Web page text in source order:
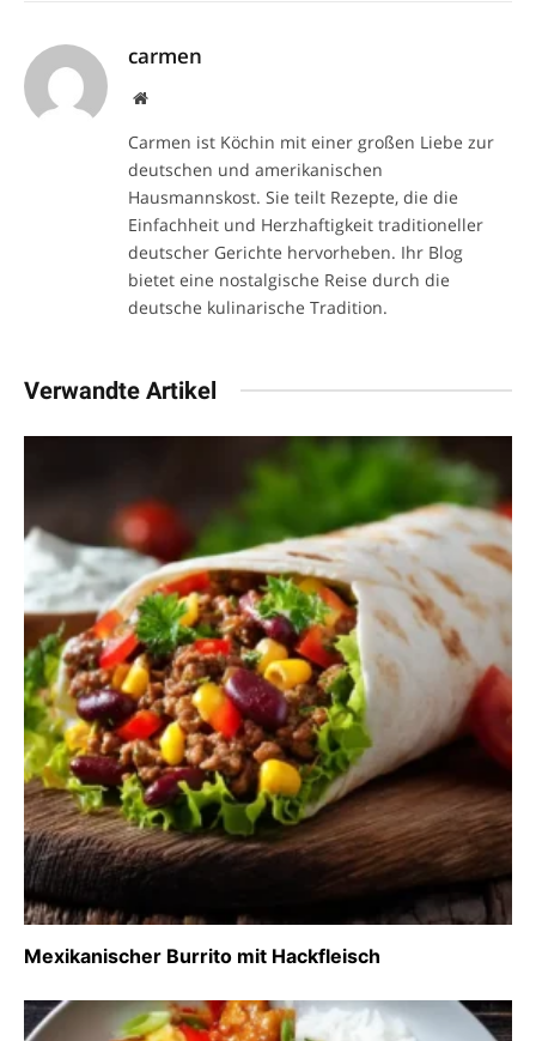
carmen
Website
Carmen ist Köchin mit einer großen Liebe zur
deutschen und amerikanischen
Hausmannskost. Sie teilt Rezepte, die die
Einfachheit und Herzhaftigkeit traditioneller
deutscher Gerichte hervorheben. Ihr Blog
bietet eine nostalgische Reise durch die
deutsche kulinarische Tradition.
Verwandte Artikel
Mexikanischer Burrito mit Hackfleisch